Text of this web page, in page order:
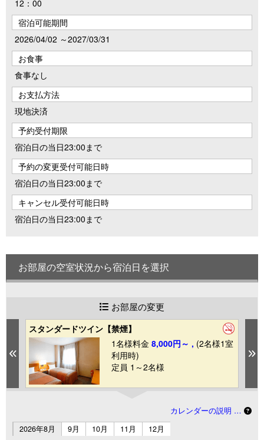
12：00
宿泊可能期間
2026/04/02 ～2027/03/31
お食事
食事なし
お支払方法
現地決済
予約受付期限
宿泊日の当日23:00まで
予約の変更受付可能日時
宿泊日の当日23:00まで
キャンセル受付可能日時
宿泊日の当日23:00まで
お部屋の空室状況から宿泊日を選択
お部屋の変更
Previous
スタンダードツイン【禁煙】
1名様料金 8,000円～ , (2名様1室
利用時)
定員 1～2名様
カレンダーの説明 …
2026年8月
9月 10月 11月 12月